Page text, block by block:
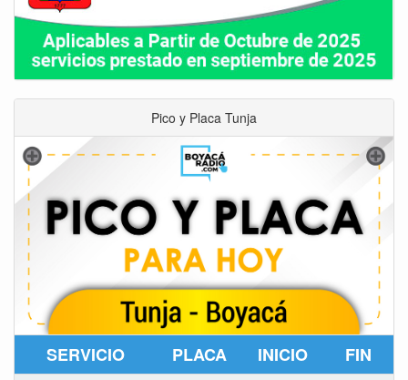
Pico y Placa Tunja
SERVICIO PLACA INICIO FIN